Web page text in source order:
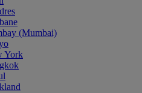
(Mumbai)
York